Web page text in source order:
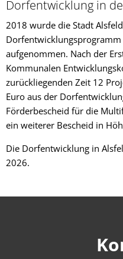
Dorfentwicklung in
2018 wurde die Stadt
Dorfentwicklungsprogramm
aufgenommen. Nach der
Kommunalen
zurückliegenden Zeit 12
Euro aus der
Förderbescheid für die
ein weiterer Bescheid in
Die Dorfentwicklung in
2026.